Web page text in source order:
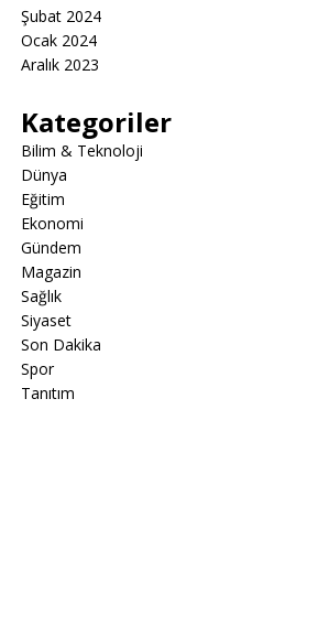
Şubat 2024
Ocak 2024
Aralık 2023
Kategoriler
Bilim & Teknoloji
Dünya
Eğitim
Ekonomi
Gündem
Magazin
Sağlık
Siyaset
Son Dakika
Spor
Tanıtım